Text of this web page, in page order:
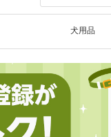
犬用品